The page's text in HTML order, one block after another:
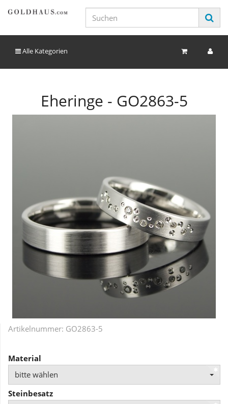
Alle Kategorien
Eheringe - GO2863-5
Artikelnummer: GO2863-5
Material
bitte wählen
Steinbesatz